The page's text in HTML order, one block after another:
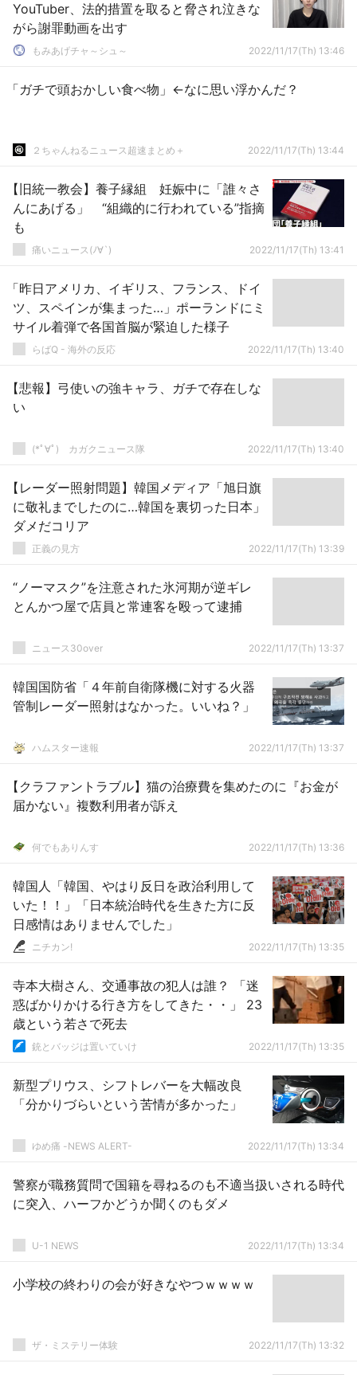
YouTuber、法的措置を取ると脅され泣きな
がら謝罪動画を出す
もみあげチャ～シュ～ 2022/11/17(Th) 13:46
「ガチで頭おかしい食べ物」←なに思い浮かんだ？
２ちゃんねるニュース超速まとめ＋ 2022/11/17(Th) 13:44
【旧統一教会】養子縁組 妊娠中に「誰々さ
んにあげる」 “組織的に行われている”指摘
も
痛いニュース(ﾉ∀`) 2022/11/17(Th) 13:41
「昨日アメリカ、イギリス、フランス、ドイ
ツ、スペインが集まった…」ポーランドにミ
サイル着弾で各国首脳が緊迫した様子
らばQ - 海外の反応 2022/11/17(Th) 13:40
【悲報】弓使いの強キャラ、ガチで存在しな
い
(*ﾟ∀ﾟ)ゞカガクニュース隊 2022/11/17(Th) 13:40
【レーダー照射問題】韓国メディア「旭日旗
に敬礼までしたのに…韓国を裏切った日本」
ダメだコリア
正義の見方 2022/11/17(Th) 13:39
“ノーマスク”を注意された氷河期が逆ギレ
とんかつ屋で店員と常連客を殴って逮捕
ニュース30over 2022/11/17(Th) 13:37
韓国国防省「４年前自衛隊機に対する火器
管制レーダー照射はなかった。いいね？」
ハムスター速報 2022/11/17(Th) 13:37
【クラファントラブル】猫の治療費を集めたのに『お金が
届かない』複数利用者が訴え
何でもありんす 2022/11/17(Th) 13:36
韓国人「韓国、やはり反日を政治利用して
いた！！」「日本統治時代を生きた方に反
日感情はありませんでした」
ニチカン! 2022/11/17(Th) 13:35
寺本大樹さん、交通事故の犯人は誰？ 「迷
惑ばかりかける行き方をしてきた・・」 23
歳という若さで死去
銃とバッジは置いていけ 2022/11/17(Th) 13:35
新型プリウス、シフトレバーを大幅改良
「分かりづらいという苦情が多かった」
ゆめ痛 -NEWS ALERT- 2022/11/17(Th) 13:34
警察が職務質問で国籍を尋ねるのも不適当扱いされる時代
に突入、ハーフかどうか聞くのもダメ
U-1 NEWS 2022/11/17(Th) 13:34
小学校の終わりの会が好きなやつｗｗｗｗ
ザ・ミステリー体験 2022/11/17(Th) 13:32